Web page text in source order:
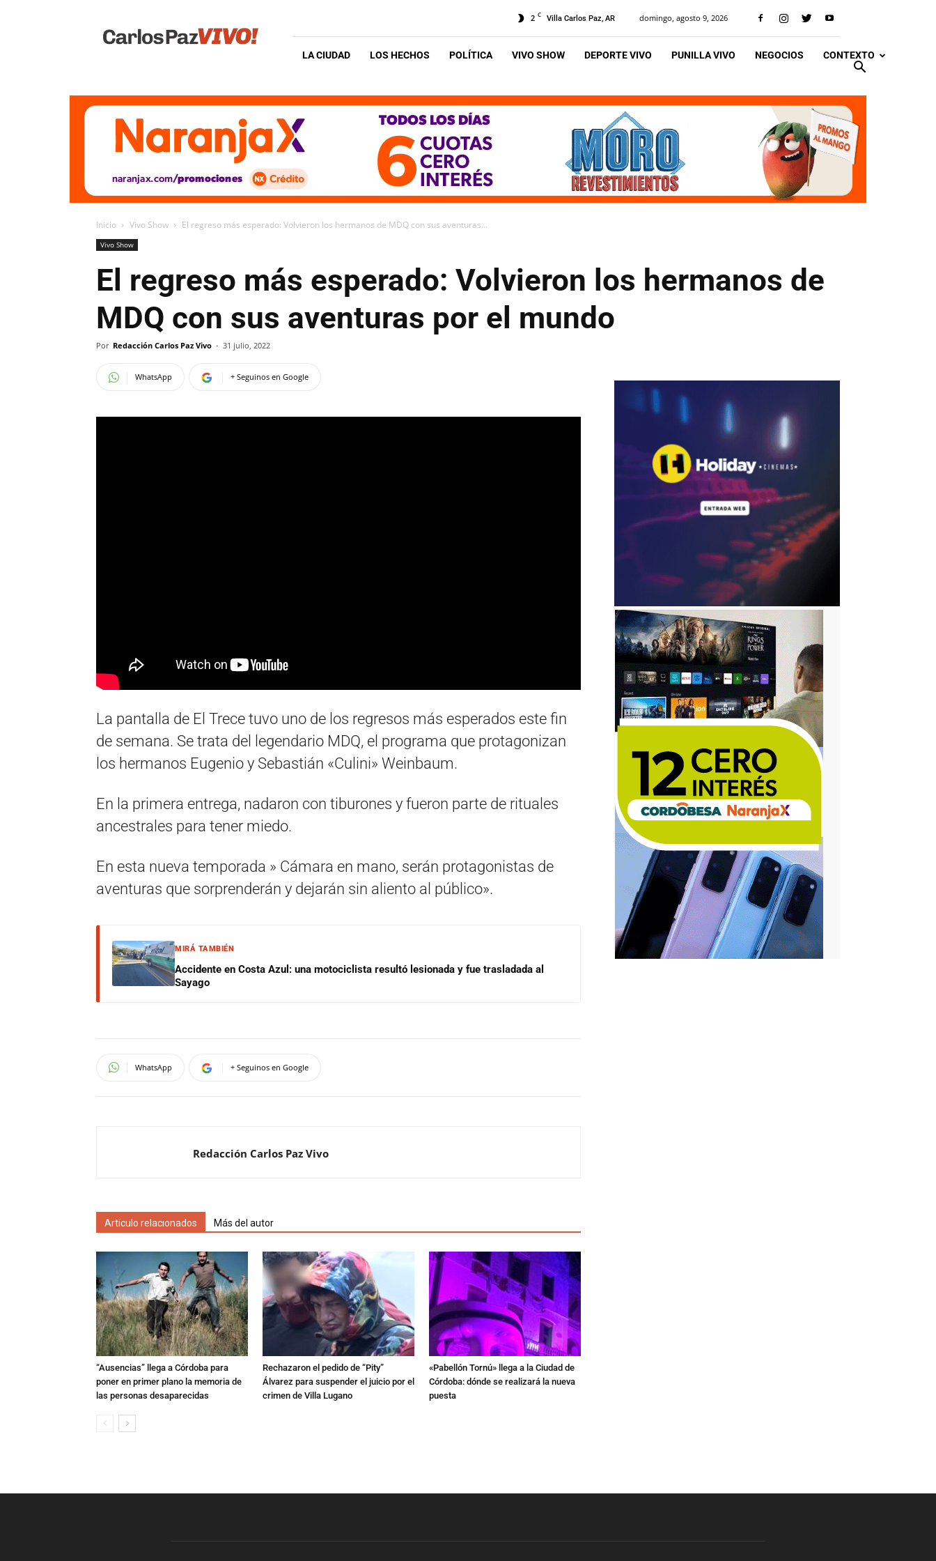
Vivo
2 C Villa Carlos Paz, AR domingo, agosto 9, 2026
LA CIUDAD LOS HECHOS POLÍTICA VIVO SHOW DEPORTE VIVO PUNILLA VIVO NEGOCIOS CONTEXTO
Inicio Vivo Show El regreso más esperado: Volvieron los hermanos de MDQ con sus aventuras...
Vivo Show
El regreso más esperado: Volvieron los hermanos de
MDQ con sus aventuras por el mundo
Por Redacción Carlos Paz Vivo - 31 julio, 2022
WhatsApp + Seguinos en Google
La pantalla de El Trece tuvo uno de los regresos más esperados este fin
de semana. Se trata del legendario MDQ, el programa que protagonizan
los hermanos Eugenio y Sebastián «Culini» Weinbaum.
En la primera entrega, nadaron con tiburones y fueron parte de rituales
ancestrales para tener miedo.
En esta nueva temporada » Cámara en mano, serán protagonistas de
aventuras que sorprenderán y dejarán sin aliento al público».
MIRÁ TAMBIÉN
Accidente en Costa Azul: una motociclista resultó lesionada y fue trasladada al
Sayago
WhatsApp + Seguinos en Google
Redacción Carlos Paz Vivo
Artículo relacionados Más del autor
“Ausencias” llega a Córdoba para
poner en primer plano la memoria de
las personas desaparecidas
Rechazaron el pedido de “Pity”
Álvarez para suspender el juicio por el
crimen de Villa Lugano
«Pabellón Tornú» llega a la Ciudad de
Córdoba: dónde se realizará la nueva
puesta